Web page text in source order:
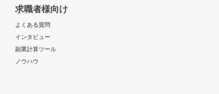
求職者様向け
よくある質問
インタビュー
副業計算ツール
ノウハウ